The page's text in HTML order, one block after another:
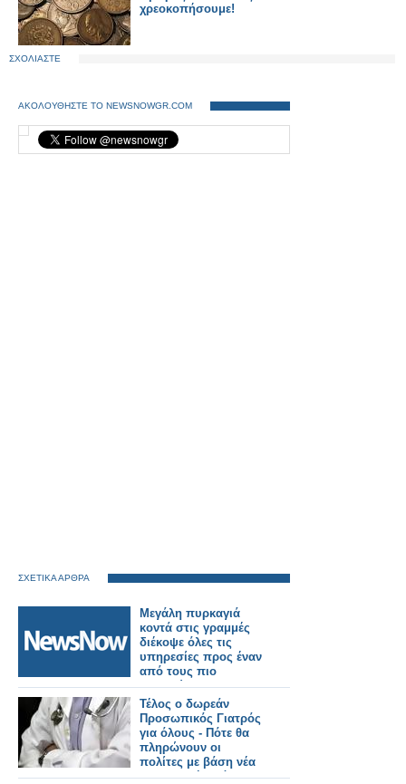
χρεοκοπήσουμε!
ΣΧΟΛΙΑΣΤΕ
ΑΚΟΛΟΥΘΗΣΤΕ ΤΟ NEWSNOWGR.COM
ΣΧΕΤΙΚΑ ΑΡΘΡΑ
Μεγάλη πυρκαγιά
κοντά στις γραμμές
διέκοψε όλες τις
υπηρεσίες προς έναν
από τους πιο
πολυσύχναστους
σιδηροδρομικούς
σταθμούς του
Λονδίνου.
Τέλος ο δωρεάν
Προσωπικός Γιατρός
για όλους - Πότε θα
πληρώνουν οι
πολίτες με βάση νέα
υπουργική απόφαση